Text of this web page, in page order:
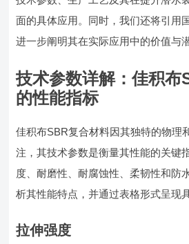
面的具体应用。同时，我们还将引用
进一步阐明其在实际应用中的价值与潜
技术参数详解：佳积布
的性能指标
佳积布SBR复合材料因其独特的物理
注，其技术参数是衡量其性能的关键
度、耐磨性、耐腐蚀性、柔韧性和防
析其性能特点，并通过表格形式呈现
拉伸强度